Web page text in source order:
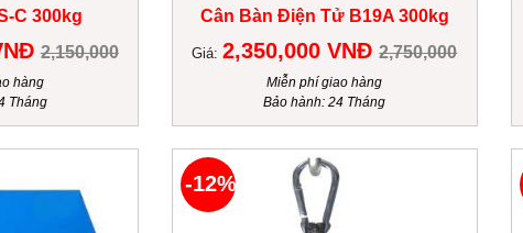
C 300kg
2,150,000
hàng
Tháng
Cân Bàn Điện Tử B19A 300kg
Giá:2,350,000 VNĐ2,750,000
Miễn phí giao hàng
Bảo hành: 24 Tháng
-12%